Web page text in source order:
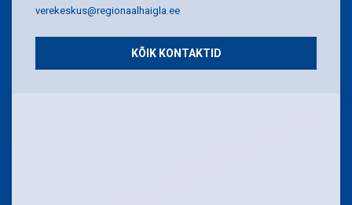
verekeskus@regionaalhaigla.ee
KÕIK KONTAKTID